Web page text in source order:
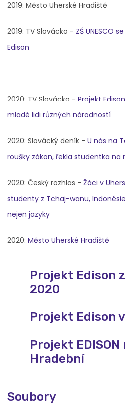
2019: Město Uherské Hradiště
2019: TV Slovácko - ZŠ UNESCO
Edison
2020: TV Slovácko - Projekt
mladé lidi různých národností
2020: Slovácký deník - U nás na
roušky zákon, řekla studentka na
2020: Český rozhlas - Žáci v
studenty z Tchaj-wanu,
nejen jazyky
2020: Město Uherské Hradiště
Projekt Edison
2020
Projekt Edison
Projekt EDISON
Hradební
Soubory